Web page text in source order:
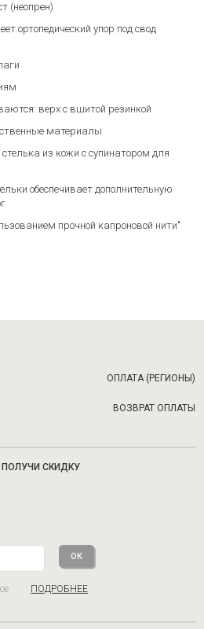
(неопрен)
ортопедический упор под свод
верх с вшитой резинкой
материалы
из кожи с супинатором для
обеспечивает дополнительную
прочной капроновой нити"
ОПЛАТА (РЕГИОНЫ)
ВОЗВРАТ ОПЛАТЫ
СКИДКУ
ПОДРОБНЕЕ